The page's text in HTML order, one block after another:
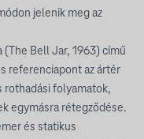
jelenik meg az
Bell Jar, 1963) című
referenciapont az ártér
rothadási folyamatok,
egymásra rétegződése.
és statikus